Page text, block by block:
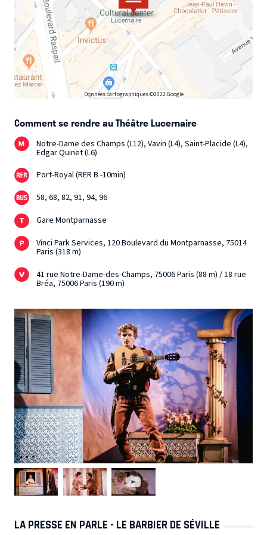
Données cartographiques ©2022 Google
Comment se rendre au Théâtre Lucernaire
Notre-Dame des Champs (L12), Vavin (L4), Saint-Placide (L4),
Edgar Quinet (L6)
Port-Royal (RER B -10min)
58, 68, 82, 91, 94, 96
Gare Montparnasse
Vinci Park Services, 120 Boulevard du Montparnasse, 75014
Paris (318 m)
41 rue Notre-Dame-des-Champs, 75006 Paris (88 m) / 18 rue
Bréa, 75006 Paris (190 m)
LA PRESSE EN PARLE - LE BARBIER DE SÉVILLE